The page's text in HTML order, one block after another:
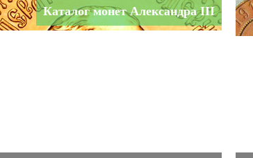
Каталог монет Александра III